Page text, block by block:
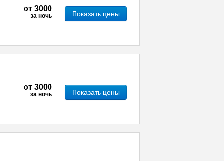
от 3000
за ночь Показать цены
от 3000
за ночь Показать цены